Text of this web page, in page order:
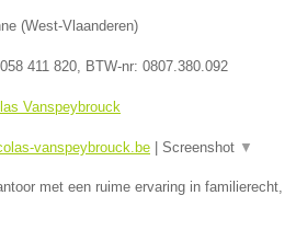
(West-Vlaanderen)
058 411 820, BTW-nr: 0807.380.092
Vanspeybrouck
vanspeybrouck.be Screenshot ▼
met een ruime ervaring in familierecht,